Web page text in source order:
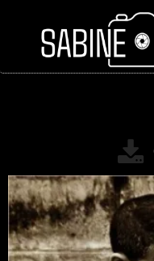
REPORTAGES▼
Bio▼
Expositions